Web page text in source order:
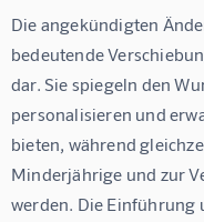
Die angekündigten
bedeutende
dar. Sie spiegeln den
personalisieren und
bieten, während
Minderjährige und zur
werden. Die Einführung